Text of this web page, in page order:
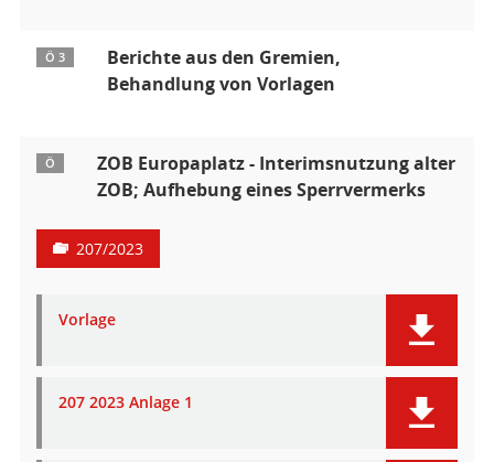
Ö 3
Berichte aus den Gremien,
Behandlung von Vorlagen
Ö
ZOB Europaplatz - Interimsnutzung alter
ZOB; Aufhebung eines Sperrvermerks
207/2023
Vorlage
207 2023 Anlage 1